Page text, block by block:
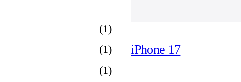
(1)
(1)
(1)
iPhone 17